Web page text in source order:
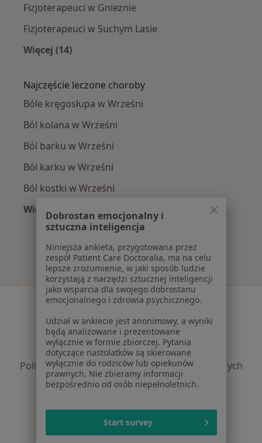
Fizjoterapeuci w Gnieznie
Fizjoterapeuci w Suchym Lasie
Więcej (14)
Najczęście leczone choroby
Bóle kręgosłupa w Wrześni
Ból kolana w Wrześni
Ból barku w Wrześni
Ból karku w Wrześni
Ból kostki w Wrześni
Więcej (15)
Więcej w kategorii: Najczęście leczone
Serwis
Regulamin
Polityka prywatności pacjentów
Polityka prywatności profesjonalistów
Polityka prywatności dla profesjonalistów, których
dane pozyskaliśmy samodzielnie
Polityka cookies
Jak działają wyniki wyszukiwania
Dostępność
O nas
Dobrostan emocjonalny i
sztuczna inteligencja
Niniejsza ankieta, przygotowana przez
zespół Patient Care Doctoralia, ma na celu
lepsze zrozumienie, w jaki sposób ludzie
korzystają z narzędzi sztucznej inteligencji
jako wsparcia dla swojego dobrostanu
emocjonalnego i zdrowia psychicznego.
Udział w ankiecie jest anonimowy, a wyniki
będą analizowane i prezentowane
wyłącznie w formie zbiorczej. Pytania
dotyczące nastolatków są skierowane
wyłącznie do rodziców lub opiekunów
prawnych. Nie zbieramy informacji
bezpośrednio od osób niepełnoletnich.
Start survey